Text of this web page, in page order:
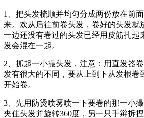
1、把头发梳顺并均匀分成两份放在前
来。欢从后往前卷头发，卷好的头发就
一边还没有卷过的头发已经用皮筋扎起
发会混在一起。
2、抓起一小撮头发，注意：用直发器
发有很大的不同，要从上到下从发根卷
开始卷。
3、先用防烫喷雾喷一下要卷的那一小
夹住头发并旋转360度，另一只手辩拆捏